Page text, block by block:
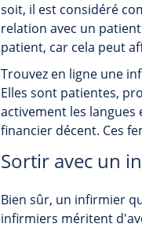
soit, il est considéré
relation avec un
patient, car cela peut
Trouvez en ligne une
Elles sont patientes,
activement les
financier décent. Ces
Sortir avec un
Bien sûr, un infirmier
infirmiers méritent